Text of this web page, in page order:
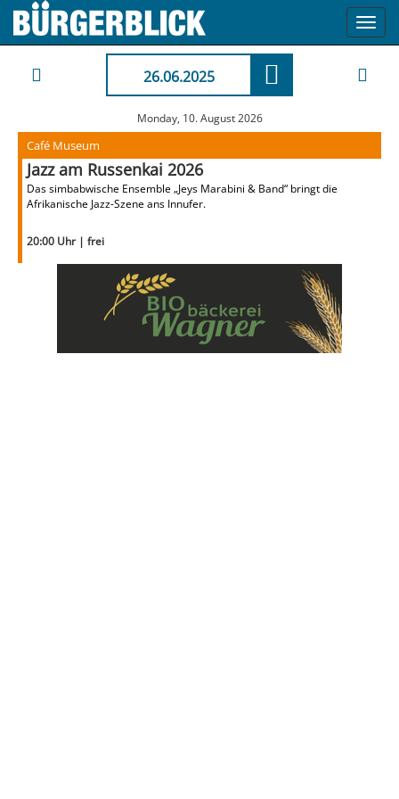
26.06.2025
Monday, 10. August 2026
Café Museum
Jazz am Russenkai 2026
Das simbabwische Ensemble „Jeys Marabini & Band“ bringt die
Afrikanische Jazz-Szene ans Innufer.
20:00 Uhr | frei